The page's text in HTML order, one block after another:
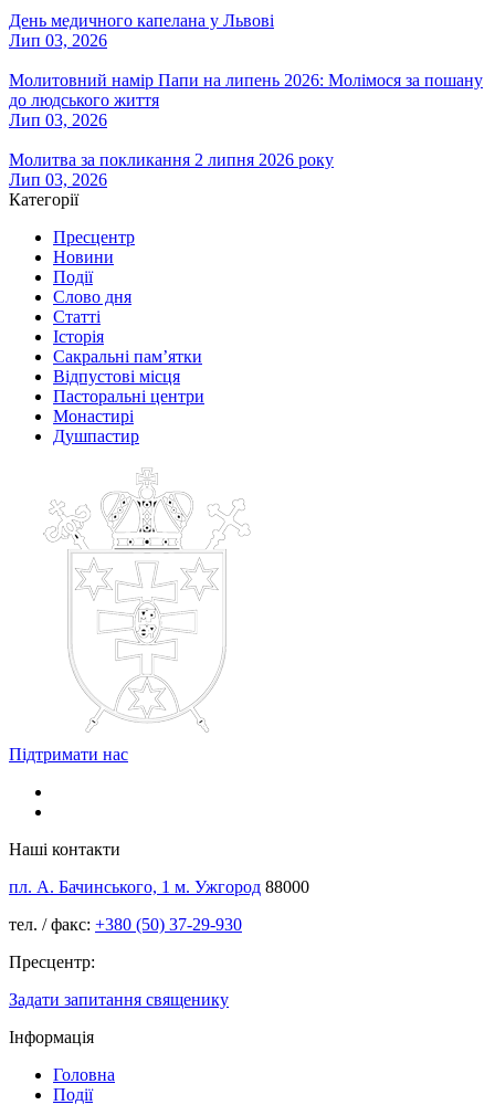
День медичного капелана у Львові
Лип 03, 2026
Молитовний намір Папи на липень 2026: Молімося за пошану
до людського життя
Лип 03, 2026
Молитва за покликання 2 липня 2026 року
Лип 03, 2026
Категорії
Пресцентр
Новини
Події
Слово дня
Статті
Історія
Сакральні пам’ятки
Відпустові місця
Пасторальні центри
Монастирі
Душпастир
Підтримати нас
Наші контакти
пл. А. Бачинського, 1 м. Ужгород 88000
тел. / факс: +380 (50) 37-29-930
Пресцентр:
Задати запитання священику
Інформація
Головна
Події